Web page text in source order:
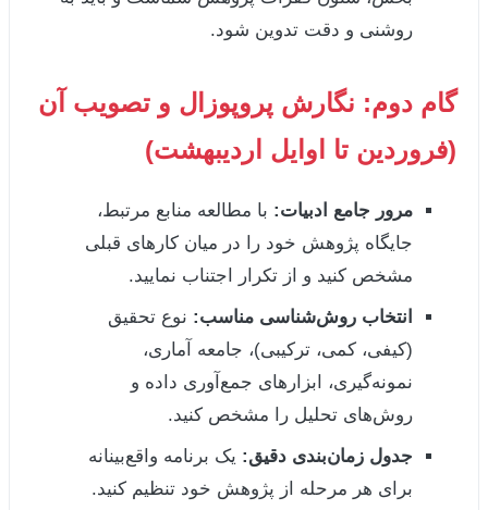
روشنی و دقت تدوین شود.
گام دوم: نگارش پروپوزال و تصویب آن
(فروردین تا اوایل اردیبهشت)
مرور جامع ادبیات: با مطالعه منابع مرتبط،
جایگاه پژوهش خود را در میان کارهای قبلی
مشخص کنید و از تکرار اجتناب نمایید.
انتخاب روش‌شناسی مناسب: نوع تحقیق
(کیفی، کمی، ترکیبی)، جامعه آماری،
نمونه‌گیری، ابزارهای جمع‌آوری داده و
روش‌های تحلیل را مشخص کنید.
جدول زمان‌بندی دقیق: یک برنامه واقع‌بینانه
برای هر مرحله از پژوهش خود تنظیم کنید.